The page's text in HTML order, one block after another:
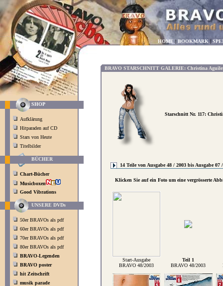
HOME | BOOKMARK |
SHOP
Aufklärung
Hitparaden auf CD
Stars von Heute
Titelbilder
BÜCHER
Chart-Bücher
Musicboxen
Good Vibrations
UNSERE DVDs
50er BRAVOs als pdf
60er BRAVOs als pdf
70er BRAVOs als pdf
80er BRAVOs als pdf
BRAVO-Legenden
BRAVO poster
hit Zeitschrift
musik parade
BRAVO STARSCHNITT GALERIE: Christina
Starschnitt Nr. 117:
14 Teile von Ausgabe 48 / 2003 bis Ausgabe 07
Klicken Sie auf ein Foto um eine vergrösserte
Start-Ausgabe
Teil 1
BRAVO 48/2003
BRAVO 48/2003